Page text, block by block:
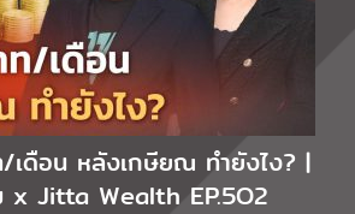
/เดือน หลังเกษียณ ทำยังไง? |
x Jitta Wealth EP.5O2